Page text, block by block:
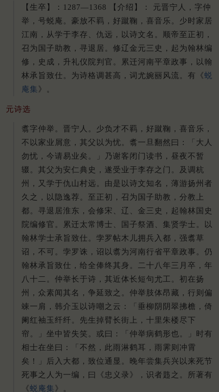
【生卒】：1287—1368 【介绍】： 元晋宁人，字仲
举，号蜕庵。豪放不羁，好蹴鞠，喜音乐。少时家居
江南，从学于李存、仇远，以诗文名。顺帝至正初，
召为国子助教，寻退居。修辽金元三史，起为翰林编
修，史成，升礼仪院判官。累迁河南平章政事，以翰
林承旨致仕。为诗格调甚高，词尤婉丽风流。有《蜕
庵集》。
元诗选
翥字仲举。晋宁人。少负才不羁，好蹴鞠，喜音乐，
不以家业屑意，其父以为忧。翥一旦翻然曰：「大人
勿忧，今请易业矣。」乃谢客闭门读书，昼夜不暂
辍。其父为安仁典史，遂受业于李存之门。及调杭
州，又学于仇山村远。由是以诗文知名，薄游扬州者
久之，以隐逸荐。至正初，召为国子助教，分教上
都。寻退居淮东，会修宋、辽、金三史，起翰林国史
院编修官。累迁太常博士、国子祭酒、集贤学士。以
翰林学士承旨致仕。孛罗帖木儿拥兵入都，强翥草
诏，不可。孛罗诛，诏以翥为河南行省平章政事。仍
翰林承旨致仕，给全俸终其身。二十八年三月卒，年
八十二。仲举长于诗，其近体长短句尤工。初在扬
州，众素闻其名，争延致之。仲举肢体昂藏，行则偏
竦一肩，韩介玉以诗嘲之云：「垂柳阴阴翠拂檐，倚
阑红袖玉纤纤。先生掉臂长街上，十里朱楼尽下
帘。」坐中皆失笑。或曰：「仲举病鹤形也。」时有
相士在坐曰：「不然，此雨淋鹤耳，雨霁则冲霄
矣！」后入大都，致位通显。晚年尝集兵兴以来死节
死事之人为一编，曰《忠义录》，识者韪之。所著有
《蜕庵集》。